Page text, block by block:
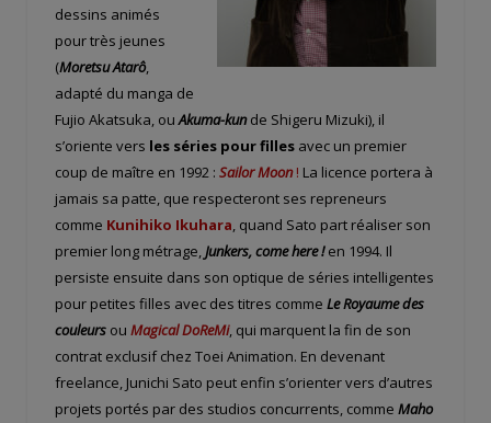
dessins animés
pour très jeunes
(Moretsu Atarô,
adapté du manga de
Fujio Akatsuka, ou Akuma-kunde Shigeru Mizuki), il
s’oriente vers les séries pour filles avec un premier
coup de maître en 1992 : Sailor Moon! La licence portera à
jamais sa patte, que respecteront ses repreneurs
comme Kunihiko Ikuhara , quand Sato part réaliser son
premier long métrage, Junkers, come here ! en 1994. Il
persiste ensuite dans son optique de séries intelligentes
pour petites filles avec des titres comme Le Royaume des
couleurs ou Magical DoReMi, qui marquent la fin de son
contrat exclusif chez Toei Animation. En devenant
freelance, Junichi Sato peut enfin s’orienter vers d’autres
projets portés par des studios concurrents, comme Maho